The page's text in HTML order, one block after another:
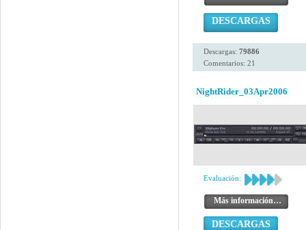
DESCARGAS
Descargas: 79886
Comentarios: 21
NightRider_03Apr2006
Evaluación:
Más información…
DESCARGAS